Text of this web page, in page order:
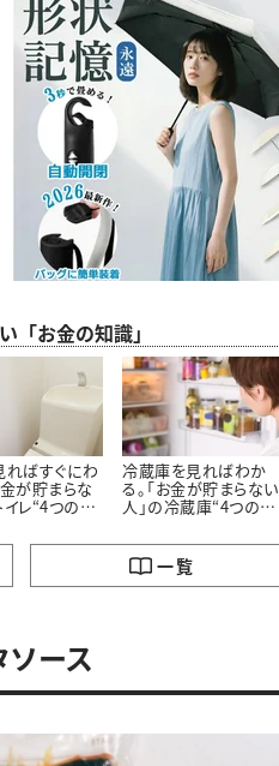
「お金の知識」
ればすぐにわ
金が貯まらな
イレ“4つの特
冷蔵庫を見ればわか
る。「お金が貯まらない
人」の冷蔵庫“4つの特
一覧
ース